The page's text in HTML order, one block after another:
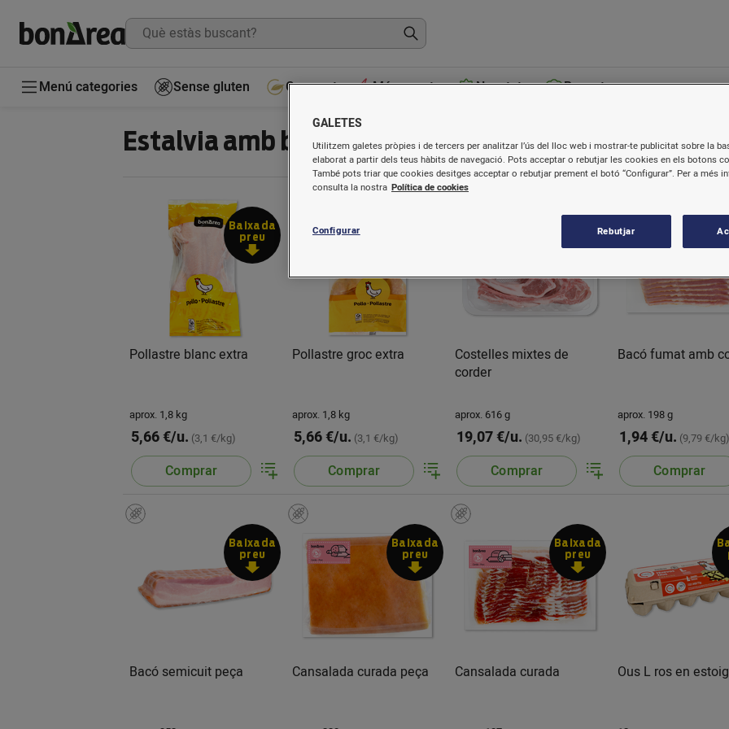
Menú categories Sense gluten Gourmet Més venuts Novetats Receptes
Estalvia amb bonÀrea
Baixada
preu
Pollastre blanc extra
aprox. 1,8 kg
5,66 €/u. (3,1 €/kg)
Comprar
Pollastre groc extra
aprox. 1,8 kg
5,66 €/u. (3,1 €/kg)
Comprar
Baixada
Costelles mixtes de
corder
aprox. 616 g
19,07 €/u. (30,95 €/kg)
Comprar
Bacó fumat amb
aprox. 198 g
1,94 €/u. (9,79 €/kg)
Comprar
Baixada
preu
Bacó semicuit peça
Baixada
preu
Cansalada curada peça
Baixada
preu
Cansalada curada Ous L ros en estoig
GALETES
Utilitzem galetes pròpies i de tercers per analitzar l’ús del lloc web i mostrar-te publicitat sobre la
elaborat a partir dels teus hàbits de navegació. Pots acceptar o rebutjar les cookies en els botons
També pots triar que cookies desitges acceptar o rebutjar prement el botó “Configurar”. Per a més
consulta la nostra Política de cookies
Configurar Rebutjar